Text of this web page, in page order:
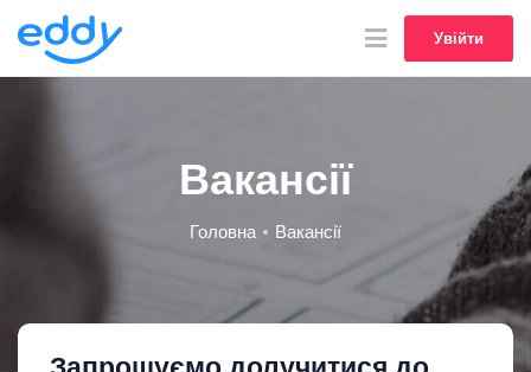
Увійти
Увійти
Вакансії
Головна Вакансії